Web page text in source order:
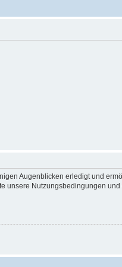
Augenblicken erledigt und
Nutzungsbedingungen